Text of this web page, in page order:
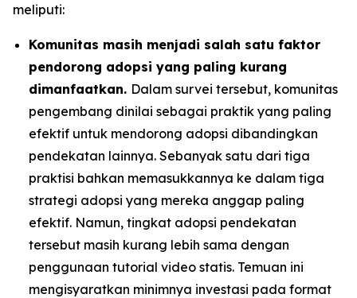
meliputi:
Komunitas masih menjadi salah satu faktor
pendorong adopsi yang paling kurang
dimanfaatkan. Dalam survei tersebut, komunitas
pengembang dinilai sebagai praktik yang paling
efektif untuk mendorong adopsi dibandingkan
pendekatan lainnya. Sebanyak satu dari tiga
praktisi bahkan memasukkannya ke dalam tiga
strategi adopsi yang mereka anggap paling
efektif. Namun, tingkat adopsi pendekatan
tersebut masih kurang lebih sama dengan
penggunaan tutorial video statis. Temuan ini
mengisyaratkan minimnya investasi pada format